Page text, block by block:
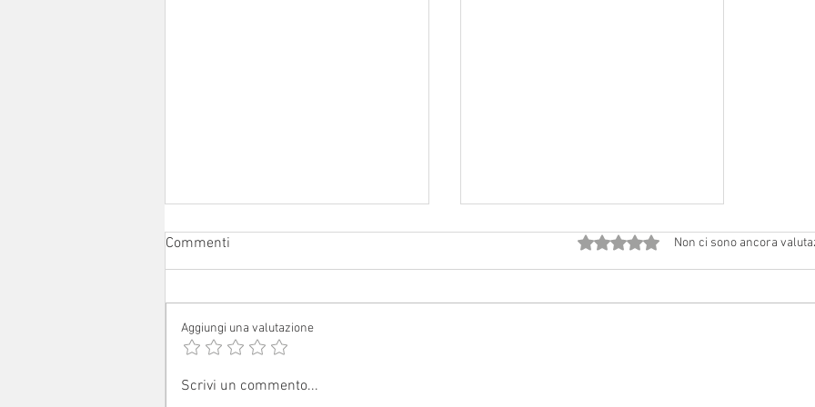
Avvisi dal 1° al 16 agosto 2026
Commenti Valutazione 0 stelle su 5.
Non ci sono ancora
Aggiungi una valutazione
Scrivi un commento...